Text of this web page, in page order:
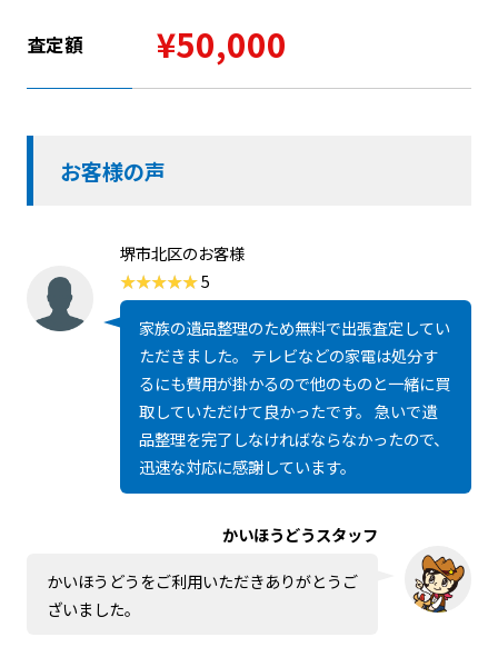
査定額 ¥50,000
お客様の声
堺市北区のお客様
5
家族の遺品整理のため無料で出張査定してい
ただきました。 テレビなどの家電は処分す
るにも費用が掛かるので他のものと一緒に買
取していただけて良かったです。 急いで遺
品整理を完了しなければならなかったので、
迅速な対応に感謝しています。
かいほうどうスタッフ
かいほうどうをご利用いただきありがとうご
ざいました。